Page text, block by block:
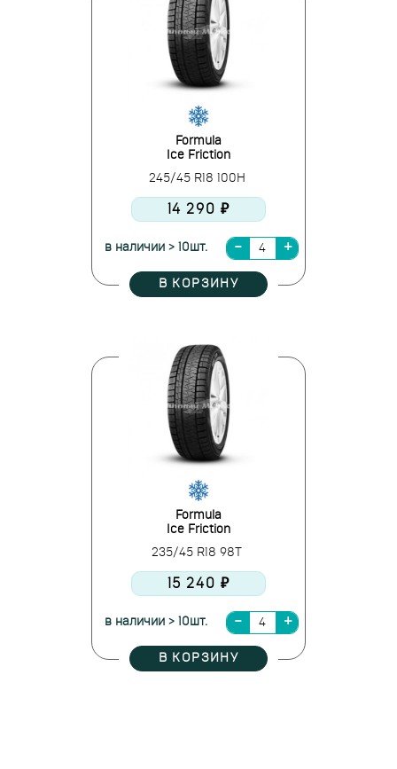
Formula
Ice Friction
245/45 R18 100H
14 290 ₽
в наличии > 10шт.
В КОРЗИНУ
Formula
Ice Friction
235/45 R18 98T
15 240 ₽
в наличии > 10шт.
В КОРЗИНУ